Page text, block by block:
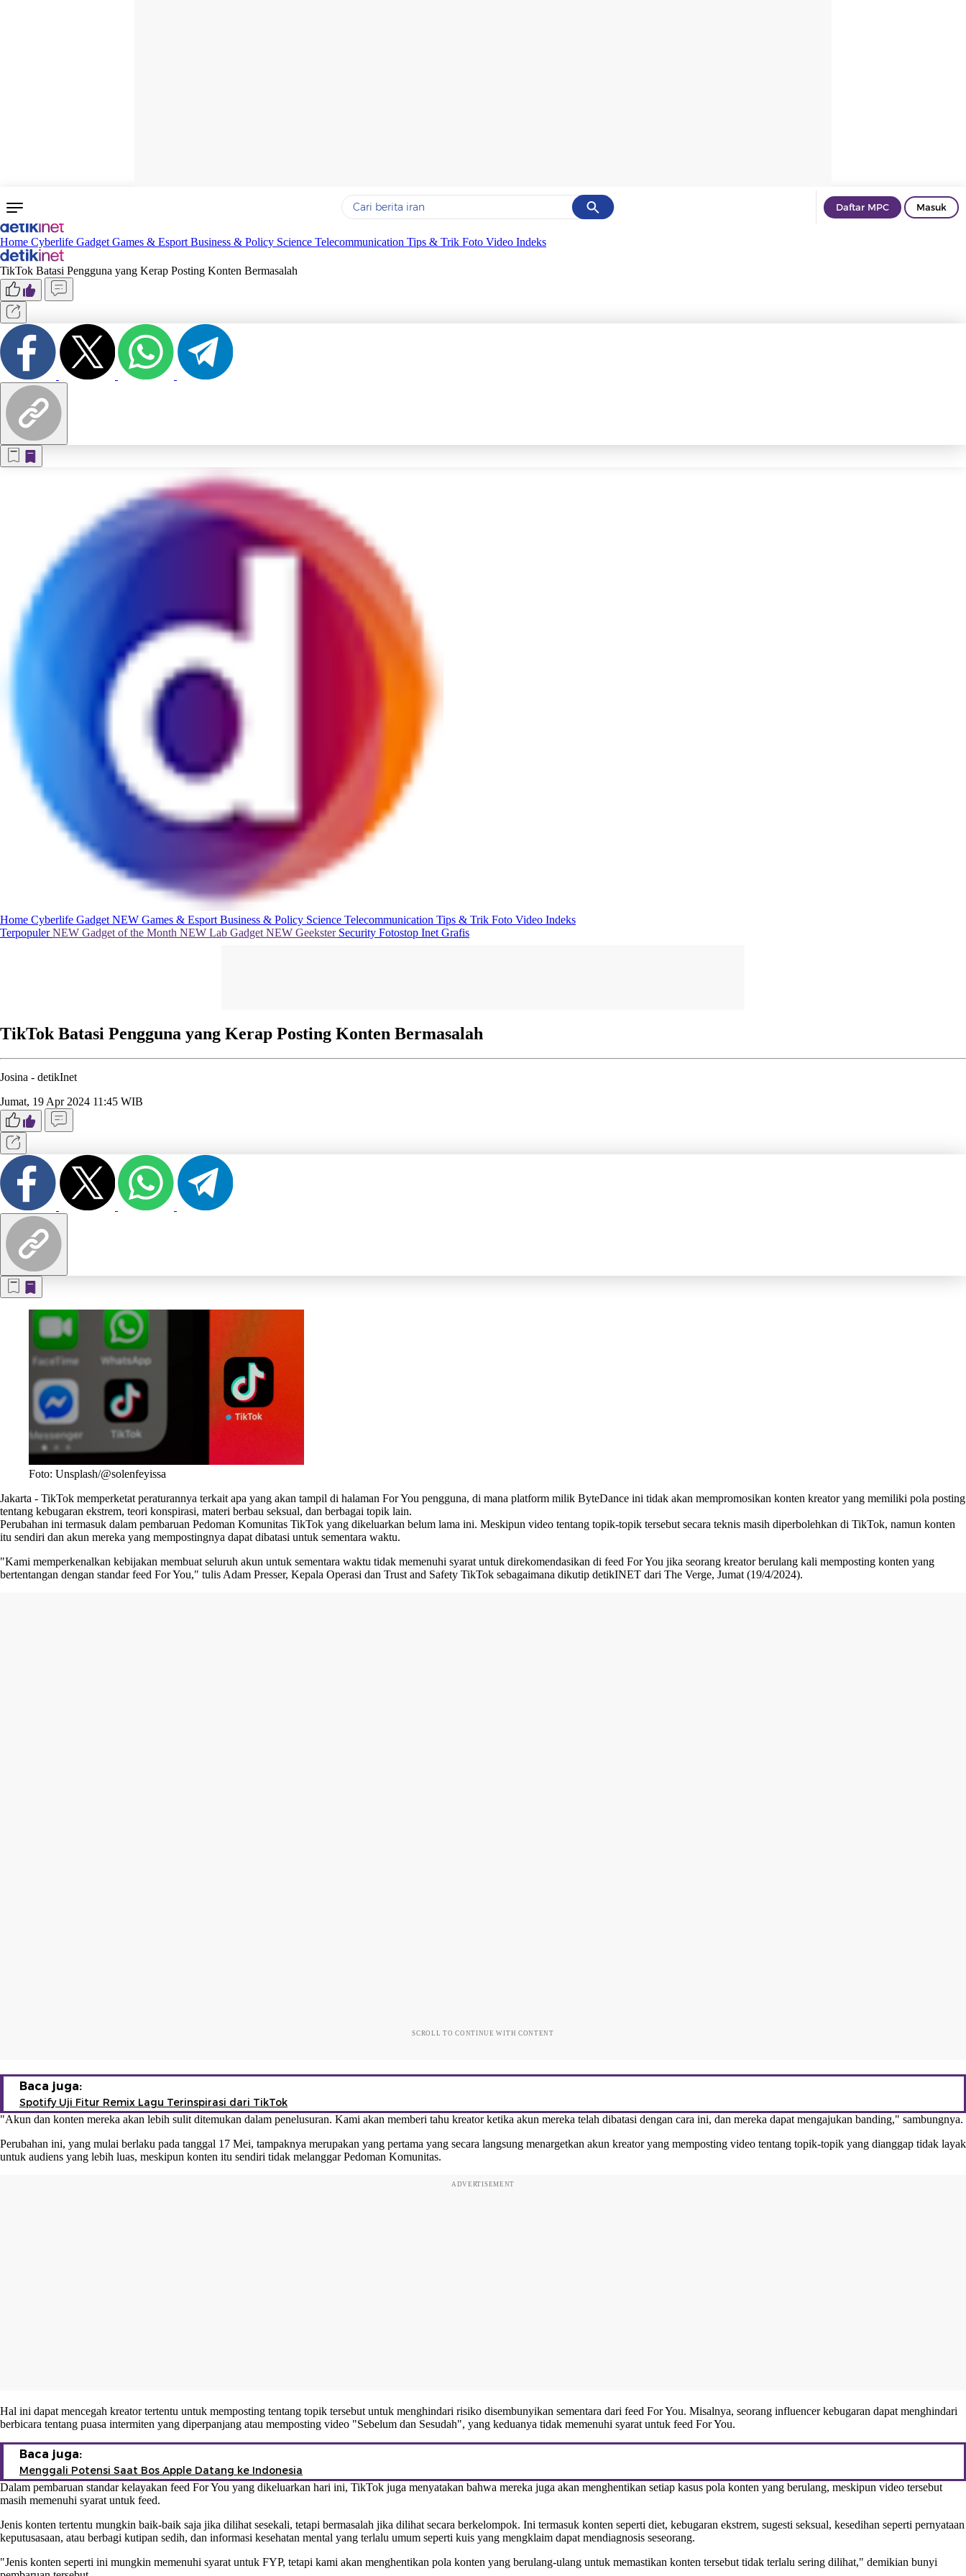
Cancel
Yang sedang ramai dicari
Terakhir yang dicari
Daftar MPC Masuk
Home Cyberlife Gadget Games & Esport Business & Policy Science Telecommunication Tips & Trik Foto Video Indeks
TikTok Batasi Pengguna yang Kerap Posting Konten Bermasalah
Home Cyberlife Gadget NEW Games & Esport Business & Policy Science Telecommunication Tips & Trik Foto Video Indeks
TerpopulerNEW Gadget of the Month NEW Lab Gadget NEW Geekster Security Fotostop Inet Grafis
TikTok Batasi Pengguna yang Kerap Posting Konten Bermasalah
Josina - detikInet
Jumat, 19 Apr 2024 11:45 WIB
Foto: Unsplash/@solenfeyissa
Jakarta - TikTok memperketat peraturannya terkait apa yang akan tampil di halaman For You pengguna, di mana platform milik ByteDance ini tidak akan mempromosikan konten kreator yang memiliki pola posting
tentang kebugaran ekstrem, teori konspirasi, materi berbau seksual, dan berbagai topik lain.
Perubahan ini termasuk dalam pembaruan Pedoman Komunitas TikTok yang dikeluarkan belum lama ini. Meskipun video tentang topik-topik tersebut secara teknis masih diperbolehkan di TikTok, namun konten
itu sendiri dan akun mereka yang mempostingnya dapat dibatasi untuk sementara waktu.
"Kami memperkenalkan kebijakan membuat seluruh akun untuk sementara waktu tidak memenuhi syarat untuk direkomendasikan di feed For You jika seorang kreator berulang kali memposting konten yang
bertentangan dengan standar feed For You," tulis Adam Presser, Kepala Operasi dan Trust and Safety TikTok sebagaimana dikutip detikINET dari The Verge, Jumat (19/4/2024).
SCROLL TO CONTINUE WITH CONTENT
Baca juga:
Spotify Uji Fitur Remix Lagu Terinspirasi dari TikTok
"Akun dan konten mereka akan lebih sulit ditemukan dalam penelusuran. Kami akan memberi tahu kreator ketika akun mereka telah dibatasi dengan cara ini, dan mereka dapat mengajukan banding," sambungnya.
Perubahan ini, yang mulai berlaku pada tanggal 17 Mei, tampaknya merupakan yang pertama yang secara langsung menargetkan akun kreator yang memposting video tentang topik-topik yang dianggap tidak layak
untuk audiens yang lebih luas, meskipun konten itu sendiri tidak melanggar Pedoman Komunitas.
ADVERTISEMENT
Hal ini dapat mencegah kreator tertentu untuk memposting tentang topik tersebut untuk menghindari risiko disembunyikan sementara dari feed For You. Misalnya, seorang influencer kebugaran dapat menghindari
berbicara tentang puasa intermiten yang diperpanjang atau memposting video "Sebelum dan Sesudah", yang keduanya tidak memenuhi syarat untuk feed For You.
Baca juga:
Menggali Potensi Saat Bos Apple Datang ke Indonesia
Dalam pembaruan standar kelayakan feed For You yang dikeluarkan hari ini, TikTok juga menyatakan bahwa mereka juga akan menghentikan setiap kasus pola konten yang berulang, meskipun video tersebut
masih memenuhi syarat untuk feed.
Jenis konten tertentu mungkin baik-baik saja jika dilihat sesekali, tetapi bermasalah jika dilihat secara berkelompok. Ini termasuk konten seperti diet, kebugaran ekstrem, sugesti seksual, kesedihan seperti pernyataan
keputusasaan, atau berbagi kutipan sedih, dan informasi kesehatan mental yang terlalu umum seperti kuis yang mengklaim dapat mendiagnosis seseorang.
"Jenis konten seperti ini mungkin memenuhi syarat untuk FYP, tetapi kami akan menghentikan pola konten yang berulang-ulang untuk memastikan konten tersebut tidak terlalu sering dilihat," demikian bunyi